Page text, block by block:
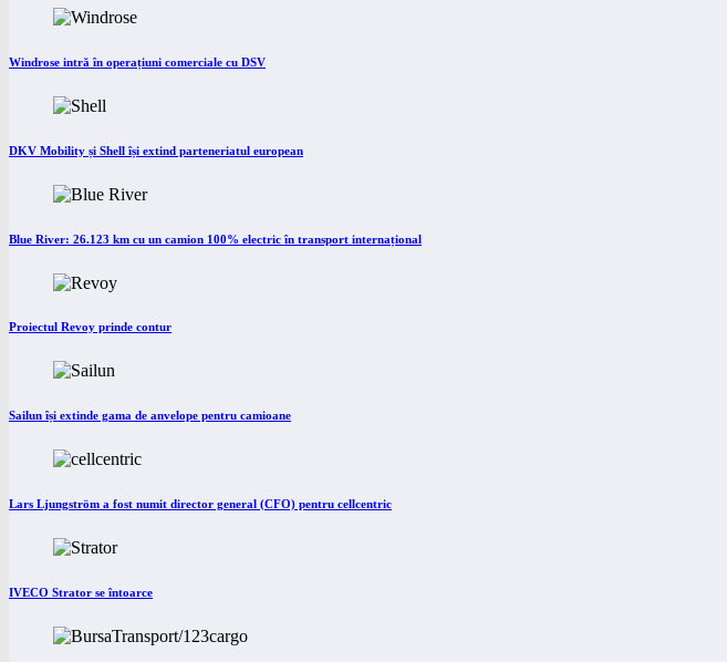
Windrose intră în operațiuni comerciale cu DSV
DKV Mobility și Shell își extind parteneriatul european
Blue River: 26.123 km cu un camion 100% electric în transport internațional
Proiectul Revoy prinde contur
Sailun își extinde gama de anvelope pentru camioane
Lars Ljungström a fost numit director general (CFO) pentru cellcentric
IVECO Strator se întoarce